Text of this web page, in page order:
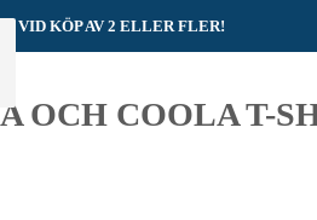
VID KÖP AV 2 ELLER FLER!